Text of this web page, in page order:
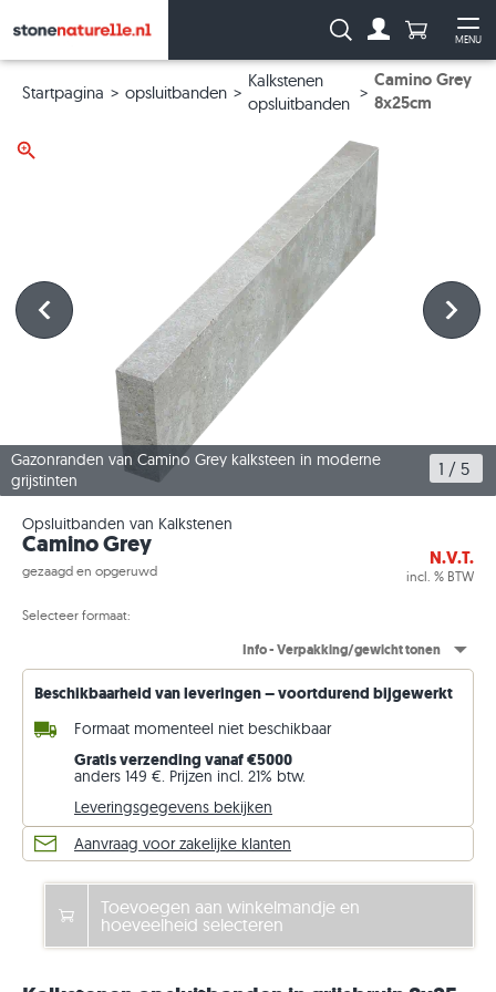
MENU
Zoeken: Aantal
Startpagina opsluitbanden
Kalkstenen
opsluitbanden
Camino Grey
8x25cm
Gazonranden van Camino Grey kalksteen in moderne
grijstinten
1 / 5
Opsluitbanden van Kalkstenen
Camino Grey
gezaagd en opgeruwd
N.V.T.
incl. % BTW
Selecteer formaat:
Info - Verpakking/gewicht tonen
Beschikbaarheid van leveringen – voortdurend bijgewerkt
Formaat momenteel niet beschikbaar
Gratis verzending vanaf €5000
anders 149 €. Prijzen incl. 21% btw.
Leveringsgegevens bekijken
Aanvraag voor zakelijke klanten
Toevoegen aan winkelmandje en
hoeveelheid selecteren